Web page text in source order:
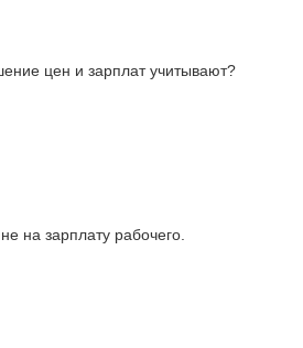
цен и зарплат учитывают?
на зарплату рабочего.